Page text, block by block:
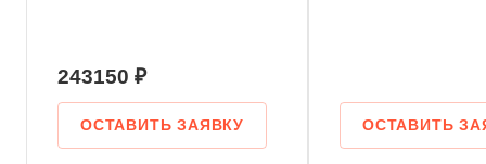
243150 ₽
ОСТАВИТЬ ЗАЯВКУ ОСТАВИТЬ